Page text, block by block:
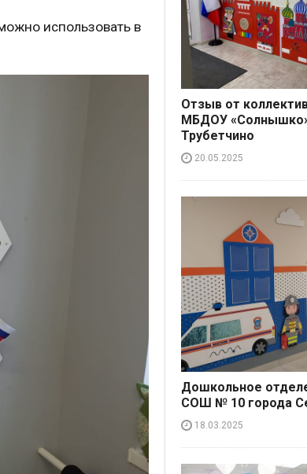
использовать в
Отзыв от
МБДОУ
Трубетчино
20.05.2025
Дошкольное
СОШ № 10 города
18.03.2025